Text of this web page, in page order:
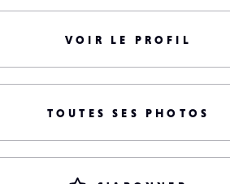
VOIR LE PROFIL
TOUTES SES PHOTOS